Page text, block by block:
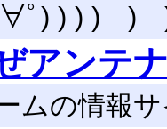
ﾟ) ) ) ) ) )
アンテ
ムの情報